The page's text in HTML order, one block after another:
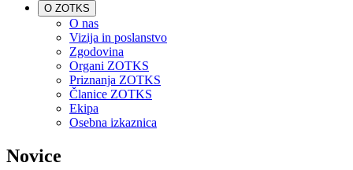
O ZOTKS
O nas
Vizija in poslanstvo
Zgodovina
Organi ZOTKS
Priznanja ZOTKS
Članice ZOTKS
Ekipa
Osebna izkaznica
Novice